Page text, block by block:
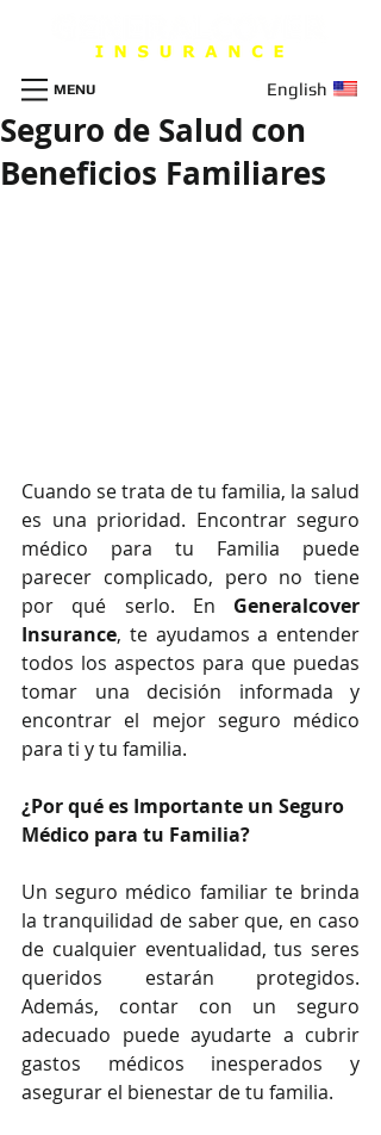
English
MENU
Seguro de Salud con
Beneficios Familiares
Cuando se trata de tu familia, la salud
es una prioridad. Encontrar seguro
médico para tu Familia puede
parecer complicado, pero no tiene
por qué serlo. En Generalcover
Insurance, te ayudamos a entender
todos los aspectos para que puedas
tomar una decisión informada y
encontrar el mejor seguro médico
para ti y tu familia.
¿Por qué es Importante un Seguro
Médico para tu Familia?
Un seguro médico familiar te brinda
la tranquilidad de saber que, en caso
de cualquier eventualidad, tus seres
queridos estarán protegidos.
Además, contar con un seguro
adecuado puede ayudarte a cubrir
gastos médicos inesperados y
asegurar el bienestar de tu familia.